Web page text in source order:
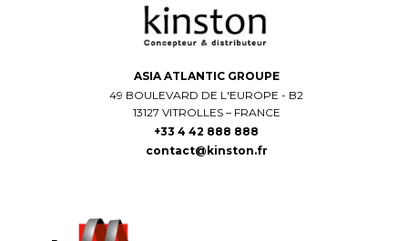
ASIA ATLANTIC GROUPE
49 BOULEVARD DE L'EUROPE - B2
13127 VITROLLES – FRANCE
+33 4 42 888 888
contact@kinston.fr